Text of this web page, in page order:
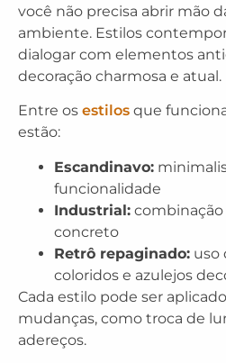
você não precisa abrir mão
ambiente. Estilos
dialogar com elementos
decoração charmosa e atual.
Entre os estilos que
estão:
Escandinavo:
funcionalidade
Industrial: combinação
concreto
Retrô repaginado: uso
coloridos e azulejos
Cada estilo pode ser
mudanças, como troca de
adereços.